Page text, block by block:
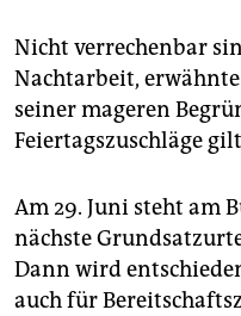
Nicht verrechenbar
Nachtarbeit,
seiner mageren
Feiertagszuschläge
Am 29. Juni steht am
nächste
Dann wird
auch für